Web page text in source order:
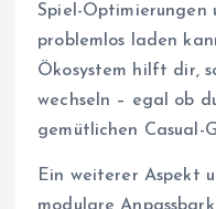
Spiel-Optimierungen
problemlos laden
Ökosystem hilft dir,
wechseln – egal ob
gemütlichen Casual-
Ein weiterer Aspekt